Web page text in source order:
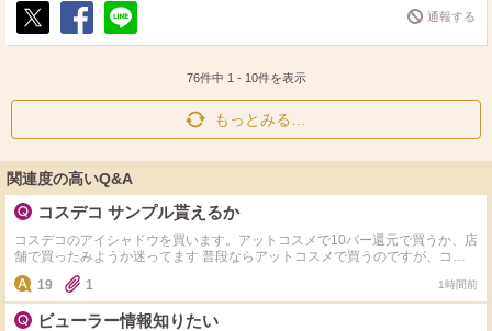
ポ
シ
送
通報する
76件中 1 - 10件を表示
もっとみる…
関連度の高いQ&A
コスデコ サンプル貰えるか
コスデコのアイシャドウを買います。アットコスメで10パー還元で買うか、店
舗で買ったみようか迷ってます 普段ならアットコスメで買うのですが、コス
デコ店頭がサンプル結構くれる感じなら店頭で買ってみたいなと思ってます
が、みなさんはデパートのコスデコでサンプル沢山貰えたりしましたか？ イ
オンの化粧品店とかの方が貰えたりしますか？
19 1 1時間前
ビューラー情報知りたい